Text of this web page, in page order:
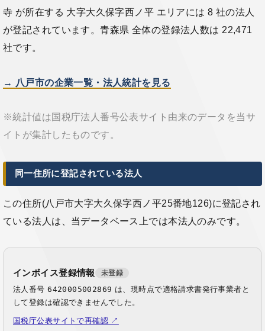
寺 が所在する 大字大久保字西ノ平 エリアには 8 社の法人
が登記されています。青森県 全体の登録法人数は 22,471
社です。
→ 八戸市の企業一覧・法人統計を見る
※統計値は国税庁法人番号公表サイト由来のデータを当サ
イトが集計したものです。
同一住所に登記されている法人
この住所(八戸市大字大久保字西ノ平25番地126)に登記され
ている法人は、当データベース上では本法人のみです。
インボイス登録情報 未登録
法人番号6420005002869 は、現時点で適格請求書発行事業者と
して登録は確認できませんでした。
国税庁公表サイトで再確認 ↗